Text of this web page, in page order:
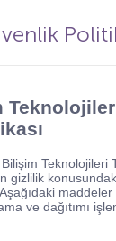
Teknolojileri
gizlilik
ve dağıtımı